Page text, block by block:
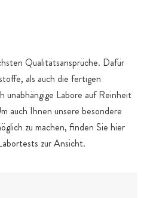
Qualitätsansprüche. Dafür
als auch die fertigen
unabhängige Labore auf Reinheit
auch Ihnen unsere besondere
zu machen, finden Sie hier
zur Ansicht.